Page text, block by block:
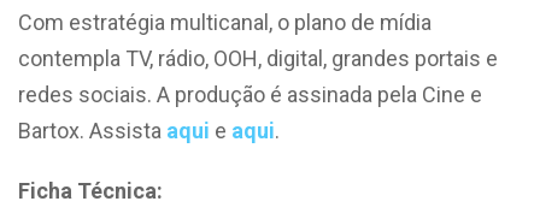
Com estratégia multicanal, o plano de mídia
contempla TV, rádio, OOH, digital, grandes portais e
redes sociais. A produção é assinada pela Cine e
Bartox. Assista aqui e aqui.
Ficha Técnica: